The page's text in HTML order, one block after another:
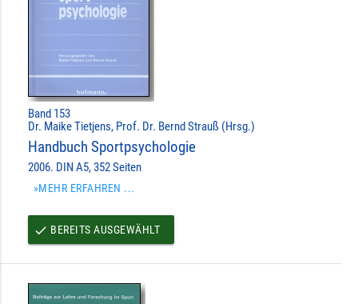
Band 153
Dr. Maike Tietjens, Prof. Dr. Bernd Strauß (Hrsg.)
Handbuch Sportpsychologie
2006. DIN A5, 352 Seiten
»MEHR ERFAHREN ...
done BEREITS AUSGEWÄHLT